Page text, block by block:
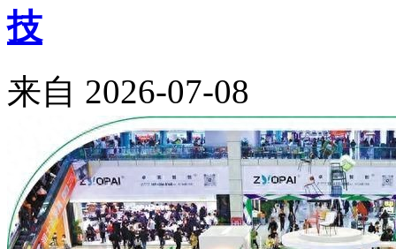
技
来自 2026-07-08